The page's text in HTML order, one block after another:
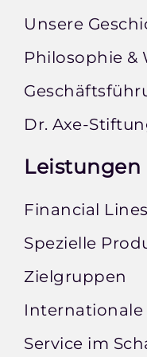
Unsere
Philosophie &
Dr. Axe-
Leistungen
Financial Lines
Spezielle
Zielgruppen
Service im